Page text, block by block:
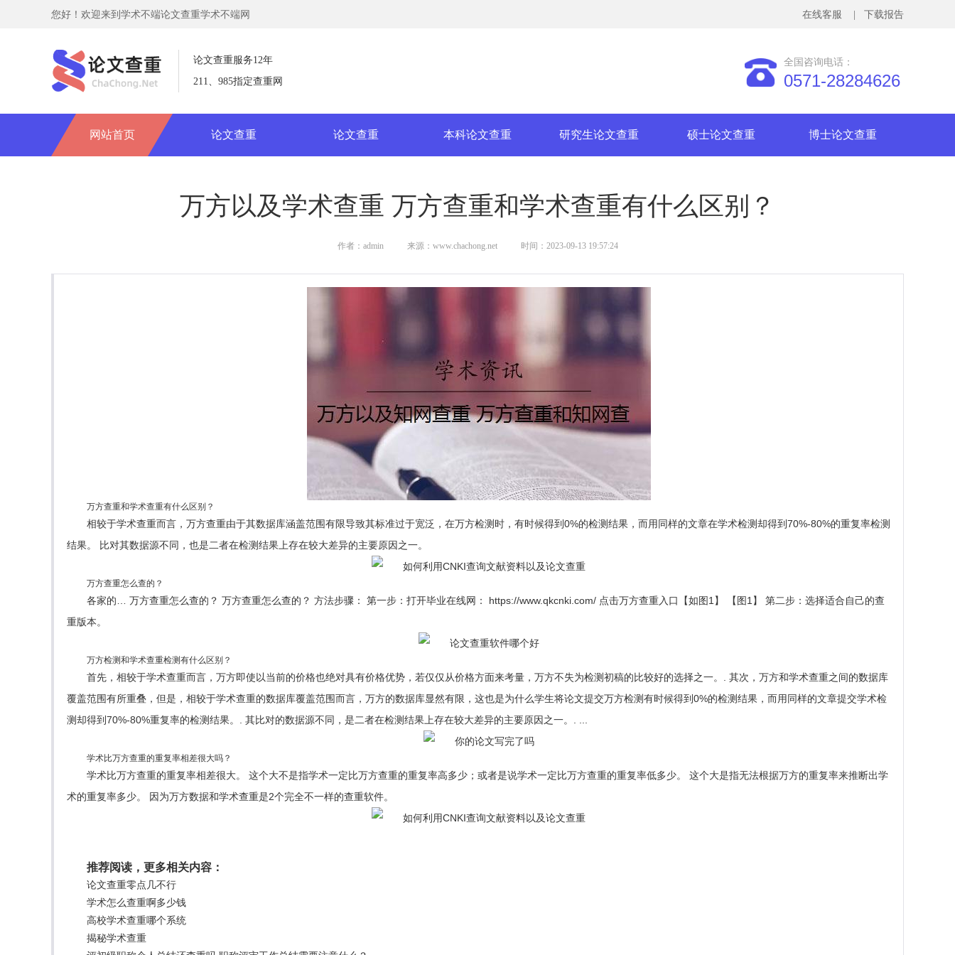
您好！欢迎来到学术不端论文查重学术不端网
网站首页 论文查重 论文查重 本科论文查重 研究生论文查重 硕士论文查重 博士论文查重
论文查重服务12年
211、985指定查重网
全国咨询电话：
0571-28284626
| 下载报告
在线客服
万方以及学术查重 万方查重和学术查重有什么区别？
作者：admin 来源：www.chachong.net 时间：2023-09-13 19:57:24
万方查重和学术查重有什么区别？
相较于学术查重而言，万方查重由于其数据库涵盖范围有限导致其标准过于宽泛，在万方检测时，有时候得到0%的检测结果，而用同样的文章在学术检测却得到70%-80%的重复率检测
结果。 比对其数据源不同，也是二者在检测结果上存在较大差异的主要原因之一。
万方查重怎么查的？
各家的… 万方查重怎么查的？ 万方查重怎么查的？ 方法步骤： 第一步：打开毕业在线网： https://www.qkcnki.com/ 点击万方查重入口【如图1】 【图1】 第二步：选择适合自己的查
重版本。
万方检测和学术查重检测有什么区别？
首先，相较于学术查重而言，万方即使以当前的价格也绝对具有价格优势，若仅仅从价格方面来考量，万方不失为检测初稿的比较好的选择之一。. 其次，万方和学术查重之间的数据库
覆盖范围有所重叠，但是，相较于学术查重的数据库覆盖范围而言，万方的数据库显然有限，这也是为什么学生将论文提交万方检测有时候得到0%的检测结果，而用同样的文章提交学术检
测却得到70%-80%重复率的检测结果。. 其比对的数据源不同，是二者在检测结果上存在较大差异的主要原因之一。. ...
学术比万方查重的重复率相差很大吗？
学术比万方查重的重复率相差很大。 这个大不是指学术一定比万方查重的重复率高多少；或者是说学术一定比万方查重的重复率低多少。 这个大是指无法根据万方的重复率来推断出学
术的重复率多少。 因为万方数据和学术查重是2个完全不一样的查重软件。
推荐阅读，更多相关内容：
论文查重零点几不行
学术怎么查重啊多少钱
高校学术查重哪个系统
揭秘学术查重